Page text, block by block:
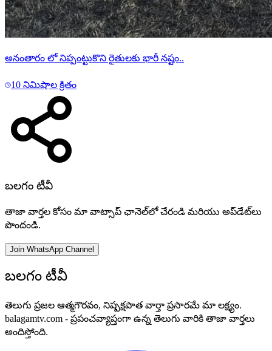
అనంతారం లో నిప్పంట్టుకొని రైతులకు భారీ నష్టం..
10 నిమిషాల క్రితం
బలగం టీవీ
తాజా వార్తల కోసం మా వాట్సాప్ ఛానెల్‌లో చేరండి మరియు అప్‌డేట్‌లు
పొందండి.
Join WhatsApp Channel
బలగం టీవీ
తెలుగు ప్రజల ఆత్మగౌరవం, నిష్పక్షపాత వార్తా ప్రసారమే మా లక్ష్యం.
balagamtv.com - ప్రపంచవ్యాప్తంగా ఉన్న తెలుగు వారికి తాజా వార్తలు
అందిస్తోంది.